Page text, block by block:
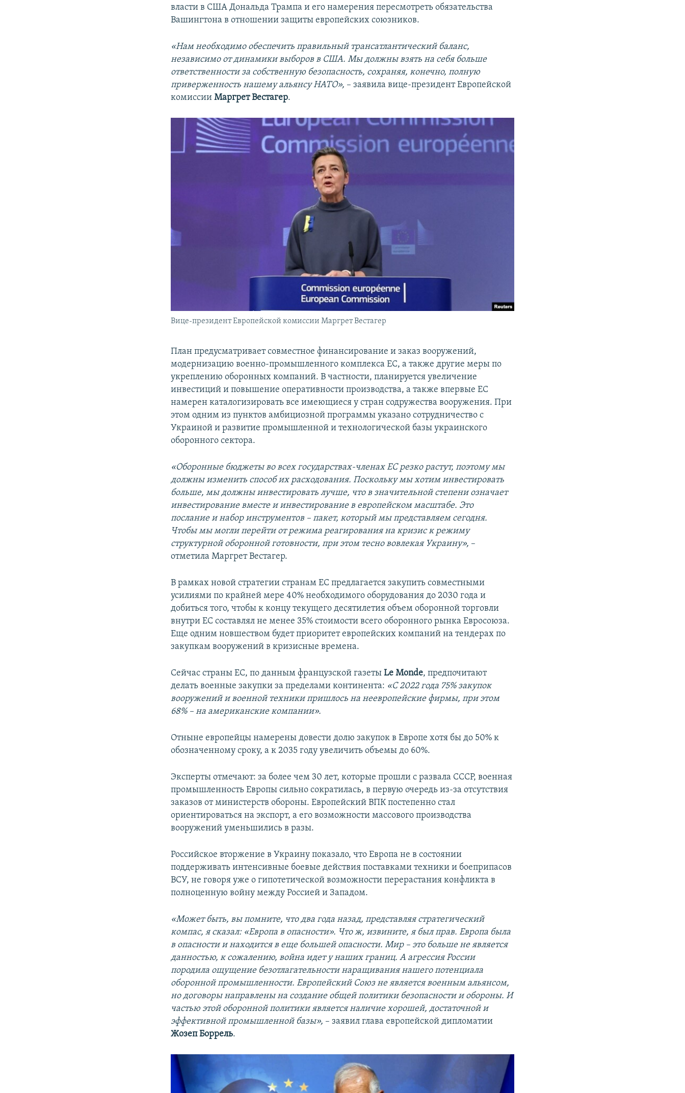
власти в США Дональда Трампа и его намерения пересмотреть обязательства
Вашингтона в отношении защиты европейских союзников.
«Нам необходимо обеспечить правильный трансатлантический баланс,
независимо от динамики выборов в США. Мы должны взять на себя больше
ответственности за собственную безопасность, сохраняя, конечно, полную
приверженность нашему альянсу НАТО», – заявила вице-президент Европейской
комиссииМаргрет Вестагер.
Вице-президент Европейской комиссии Маргрет Вестагер
План предусматривает совместное финансирование и заказ вооружений,
модернизацию военно-промышленного комплекса ЕС, а также другие меры по
укреплению оборонных компаний. В частности, планируется увеличение
инвестиций и повышение оперативности производства, а также впервые ЕС
намерен каталогизировать все имеющиеся у стран содружества вооружения. При
этом одним из пунктов амбициозной программы указано сотрудничество с
Украиной и развитие промышленной и технологической базы украинского
оборонного сектора.
«Оборонные бюджеты во всех государствах-членах ЕС резко растут, поэтому мы
должны изменить способ их расходования. Поскольку мы хотим инвестировать
больше, мы должны инвестировать лучше, что в значительной степени означает
инвестирование вместе и инвестирование в европейском масштабе. Это
послание и набор инструментов – пакет, который мы представляем сегодня.
Чтобы мы могли перейти от режима реагирования на кризис к режиму
структурной оборонной готовности, при этом тесно вовлекая Украину», –
отметила Маргрет Вестагер.
В рамках новой стратегии странам ЕС предлагается закупить совместными
усилиями по крайней мере 40% необходимого оборудования до 2030 года и
добиться того, чтобы к концу текущего десятилетия объем оборонной торговли
внутри ЕС составлял не менее 35% стоимости всего оборонного рынка Евросоюза.
Еще одним новшеством будет приоритет европейских компаний на тендерах по
закупкам вооружений в кризисные времена.
Сейчас страны ЕС, по данным французской газетыLe Monde, предпочитают
делать военные закупки за пределами континента: «С 2022 года 75% закупок
вооружений и военной техники пришлось на неевропейские фирмы, при этом
68% – на американские компании».
Отныне европейцы намерены довести долю закупок в Европе хотя бы до 50% к
обозначенному сроку, а к 2035 году увеличить объемы до 60%.
Эксперты отмечают: за более чем 30 лет, которые прошли с развала СССР, военная
промышленность Европы сильно сократилась, в первую очередь из-за отсутствия
заказов от министерств обороны. Европейский ВПК постепенно стал
ориентироваться на экспорт, а его возможности массового производства
вооружений уменьшились в разы.
Российское вторжение в Украину показало, что Европа не в состоянии
поддерживать интенсивные боевые действия поставками техники и боеприпасов
ВСУ, не говоря уже о гипотетической возможности перерастания конфликта в
полноценную войну между Россией и Западом.
«Может быть, вы помните, что два года назад, представляя стратегический
компас, я сказал: «Европа в опасности». Что ж, извините, я был прав. Европа была
в опасности и находится в еще большей опасности. Мир – это больше не является
данностью, к сожалению, война идет у наших границ. А агрессия России
породила ощущение безотлагательности наращивания нашего потенциала
оборонной промышленности. Европейский Союз не является военным альянсом,
но договоры направлены на создание общей политики безопасности и обороны. И
частью этой оборонной политики является наличие хорошей, достаточной и
эффективной промышленной базы», – заявил глава европейской дипломатии
Жозеп Боррель.